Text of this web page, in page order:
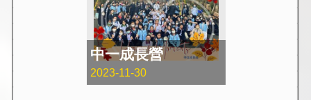
中一成長營
2023-11-30